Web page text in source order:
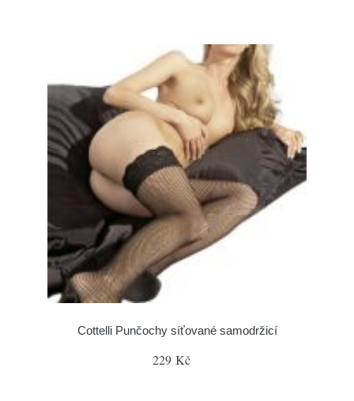
Cottelli Punčochy síťované samodržicí
229 Kč